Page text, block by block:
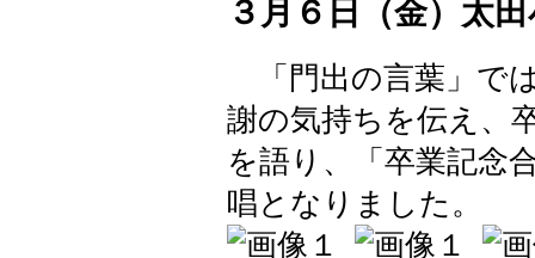
３月６日（金）太
「門出の言葉」で
謝の気持ちを伝え、
を語り、「卒業記念
唱となりました。